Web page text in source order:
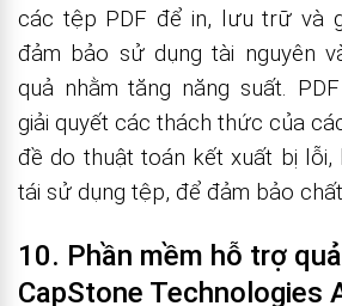
các tệp PDF để in, lưu trữ và
đảm bảo sử dụng tài nguyên
quả nhằm tăng năng suất.
giải quyết các thách thức của
đề do thuật toán kết xuất bị lỗi,
tái sử dụng tệp, để đảm bảo
10. Phần mềm hỗ trợ
CapStone Technologies